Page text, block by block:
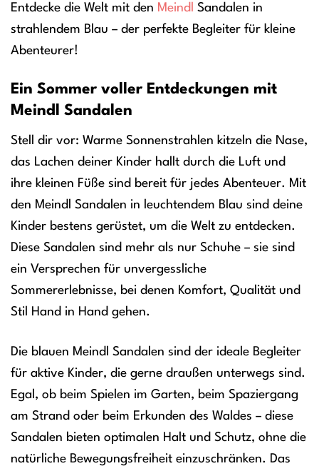
Entdecke die Welt mit den Meindl
Sandalen in
strahlendem Blau – der perfekte Begleiter für kleine
Abenteurer!
Ein Sommer voller Entdeckungen mit
Meindl Sandalen
Stell dir vor: Warme Sonnenstrahlen kitzeln die Nase,
das Lachen deiner Kinder hallt durch die Luft und
ihre kleinen Füße sind bereit für jedes Abenteuer. Mit
den Meindl Sandalen in leuchtendem Blau sind deine
Kinder bestens gerüstet, um die Welt zu entdecken.
Diese Sandalen sind mehr als nur Schuhe – sie sind
ein Versprechen für unvergessliche
Sommererlebnisse, bei denen Komfort, Qualität und
Stil Hand in Hand gehen.
Die blauen Meindl Sandalen sind der ideale Begleiter
für aktive Kinder, die gerne draußen unterwegs sind.
Egal, ob beim Spielen im Garten, beim Spaziergang
am Strand oder beim Erkunden des Waldes – diese
Sandalen bieten optimalen Halt und Schutz, ohne die
natürliche Bewegungsfreiheit einzuschränken. Das